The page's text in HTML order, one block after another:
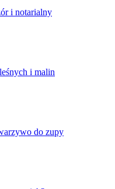
i notarialny
i malin
do zupy